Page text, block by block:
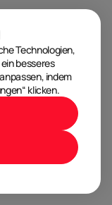
Technologien,
besseres
indem
klicken.